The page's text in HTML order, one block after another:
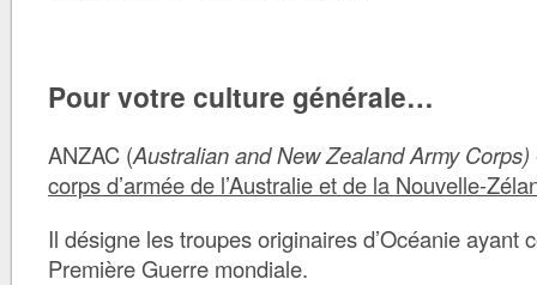
Pour votre culture générale…
ANZAC (Australian and New Zealand Army Corps)
corps d’armée de l’Australie et de la Nouvelle-
Il désigne les troupes originaires d’Océanie ayant
Première Guerre mondiale.